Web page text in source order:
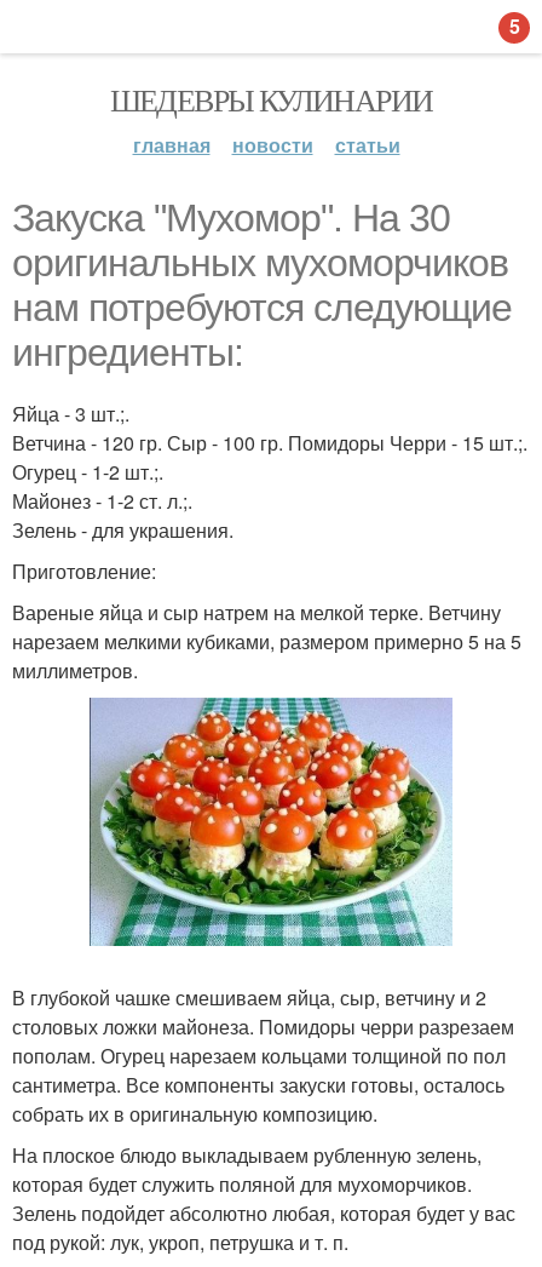
ШЕДЕВРЫ КУЛИНАРИИ
главная новости статьи
Закуска "Мухомор". На 30
оригинальных мухоморчиков
нам потребуются следующие
ингредиенты:
Яйца - 3 шт.;.
Ветчина - 120 гр. Сыр - 100 гр. Помидоры Черри - 15 шт.;.
Огурец - 1-2 шт.;.
Майонез - 1-2 ст. л.;.
Зелень - для украшения.
Приготовление:
Вареные яйца и сыр натрем на мелкой терке. Ветчину
нарезаем мелкими кубиками, размером примерно 5 на 5
миллиметров.
В глубокой чашке смешиваем яйца, сыр, ветчину и 2
столовых ложки майонеза. Помидоры черри разрезаем
пополам. Огурец нарезаем кольцами толщиной по пол
сантиметра. Все компоненты закуски готовы, осталось
собрать их в оригинальную композицию.
На плоское блюдо выкладываем рубленную зелень,
которая будет служить поляной для мухоморчиков.
Зелень подойдет абсолютно любая, которая будет у вас
под рукой: лук, укроп, петрушка и т. п.
5